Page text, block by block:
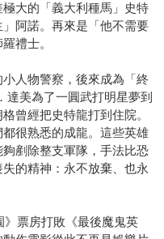
大的「義大利種馬」史特
阿諾。再來是「他不需要
禮士。
人物警察，後來成為「終
美為了一圓武打明星夢到
曾經把史特龍打到住院。
很熟悉的成龍。這些英雄
剷除整支軍隊，手法比恐
的精神：永不放棄、也永
》票房打敗《最後魔鬼英